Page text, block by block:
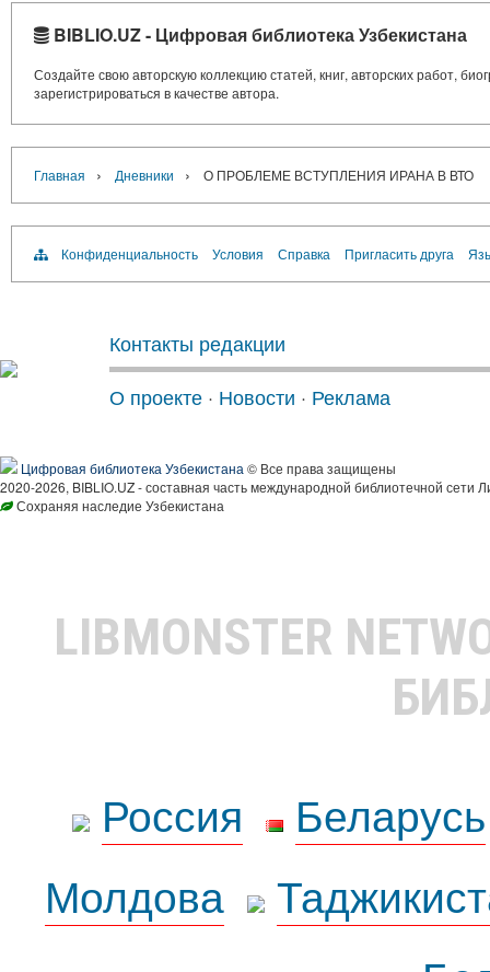
BIBLIO.UZ - Цифровая библиотека Узбекистана
Создайте свою авторскую коллекцию статей, книг, авторских работ,
зарегистрироваться в качестве автора.
Главная › Дневники › О ПРОБЛЕМЕ ВСТУПЛЕНИЯ ИРАНА В ВТО
Конфиденциальность Условия Справка Пригласить друга
Контакты редакции
О проекте · Новости · Реклама
Цифровая библиотека Узбекистана © Все права защищены
2020-2026, BIBLIO.UZ - составная часть международной библиотечной сети
Сохраняя наследие Узбекистана
LIBMONSTER
Россия
Беларусь
Молдова